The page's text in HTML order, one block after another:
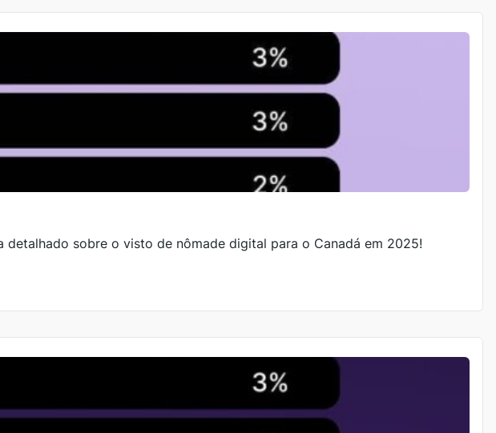
sobre o visto de nômade digital para o Canadá em 2025!